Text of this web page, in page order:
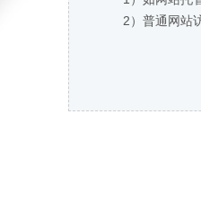
2）普通网站